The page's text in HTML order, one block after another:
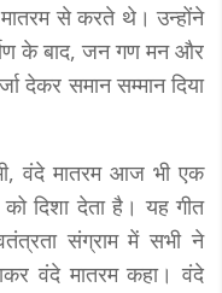
से करते थे। उन्होंने
के बाद, जन गण मन और
देकर समान सम्मान दिया
वंदे मातरम आज भी एक
दिशा देता है। यह गीत
संग्राम में सभी ने
वंदे मातरम कहा। वंदे